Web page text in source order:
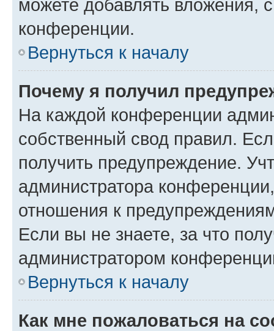
можете добавлять вложения,
конференции.
Вернуться к началу
Почему я получил
На каждой конференции
собственный свод правил.
получить предупреждение.
администратора
отношения к
Если вы не знаете, за что
администратором
Вернуться к началу
Как мне пожаловаться на